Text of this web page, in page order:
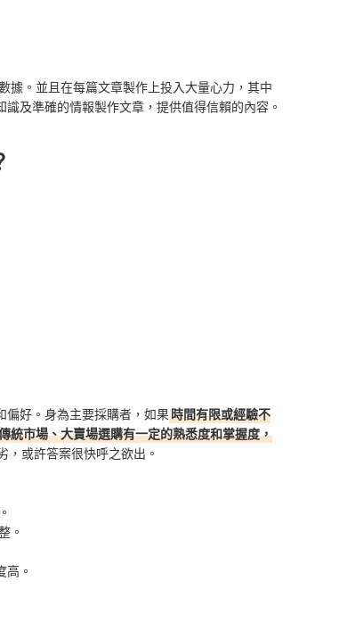
。並且在每篇文章製作上投入大量心力，其中
及準確的情報製作文章，提供值得信賴的內容。
偏好。身為主要採購者，如果時間有限或經驗不
統市場、大賣場選購有一定的熟悉度和掌握度，
，或許答案很快呼之欲出。
。
高。